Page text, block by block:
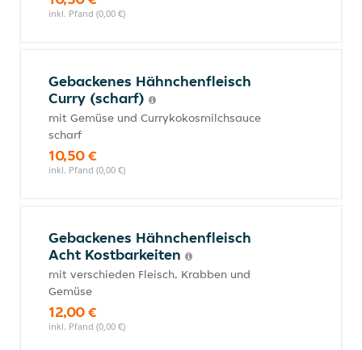
inkl. Pfand (0,00 €)
Gebackenes Hähnchenfleisch
Curry (scharf)
mit Gemüse und Currykokosmilchsauce
scharf
10,50 €
inkl. Pfand (0,00 €)
Gebackenes Hähnchenfleisch
Acht Kostbarkeiten
mit verschieden Fleisch, Krabben und
Gemüse
12,00 €
inkl. Pfand (0,00 €)